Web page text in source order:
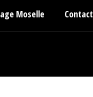
Moselle Contact